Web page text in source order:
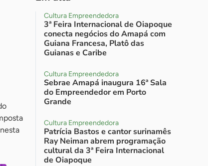
Cultura Empreendedora
3ª Feira Internacional de Oiapoque
conecta negócios do Amapá com
Guiana Francesa, Platô das
Guianas e Caribe
Cultura Empreendedora
Sebrae Amapá inaugura 16ª Sala
do Empreendedor em Porto
Grande
Cultura Empreendedora
Patrícia Bastos e cantor surinamês
Ray Neiman abrem programação
cultural da 3ª Feira Internacional
de Oiapoque